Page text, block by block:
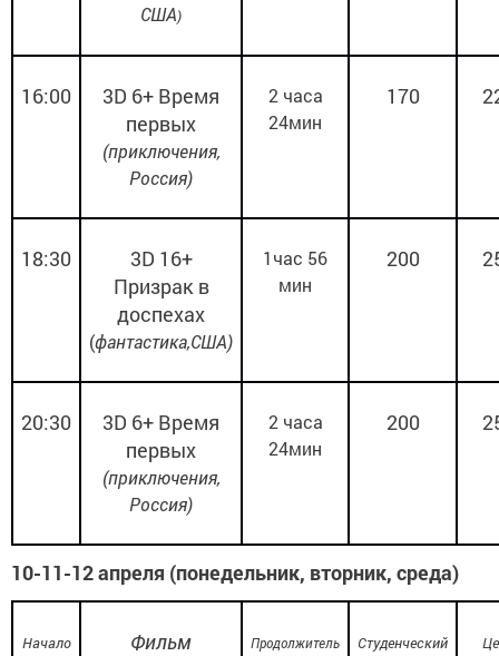
США)
16:00 3D 6+ Время
первых
(приключения,
Россия)
2 часа
24мин
170
18:30 3D 16+
Призрак в
доспехах
(фантастика,США)
1час 56
мин
200
20:30 3D 6+ Время
первых
(приключения,
Россия)
2 часа
24мин
200
10-11-12 апреля (понедельник, вторник, среда)
Начало
Фильм Продолжитель Студенческий